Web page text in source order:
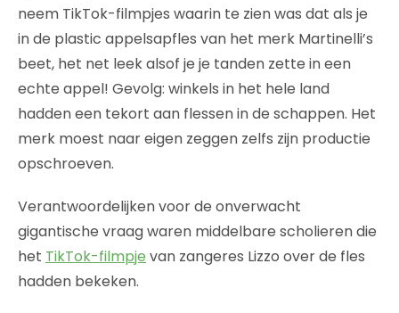
neem TikTok-filmpjes waarin te zien was dat als je
in de plastic appelsapfles van het merk Martinelli’s
beet, het net leek alsof je je tanden zette in een
echte appel! Gevolg: winkels in het hele land
hadden een tekort aan flessen in de schappen. Het
merk moest naar eigen zeggen zelfs zijn productie
opschroeven.
Verantwoordelijken voor de onverwacht
gigantische vraag waren middelbare scholieren die
het TikTok-filmpje van zangeres Lizzo over de fles
hadden bekeken.